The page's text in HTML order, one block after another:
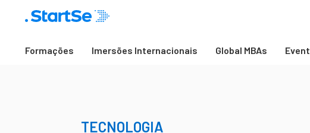
Formações Imersões Internacionais Global MBAs
TECNOLOGIA